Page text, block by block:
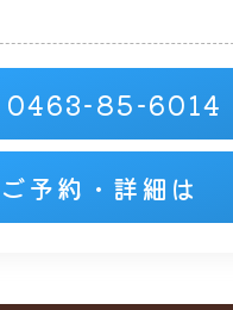
0463-85-6014
ご予約・詳細は